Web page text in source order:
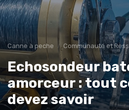
Canne à peche Communauté et
Echosondeur
amorceur : tout
devez savoir